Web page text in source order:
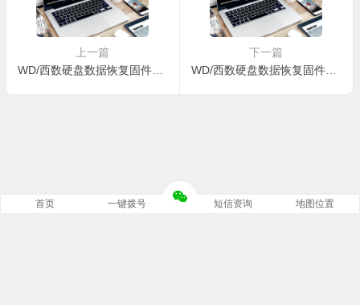
上一篇
WD/西数硬盘数据恢复固件WDC WD10EFRX-68FYTN0-82.00A82-WD-WCC4J2XUPSAZ-0001003G-1575
下一篇
WD/西数硬盘数据恢复固件WDC WD10EZEX-00KUWA0-15.01H15-WCC1S5828067-00000088@
首页 一键拨号 短信资询 地图位置